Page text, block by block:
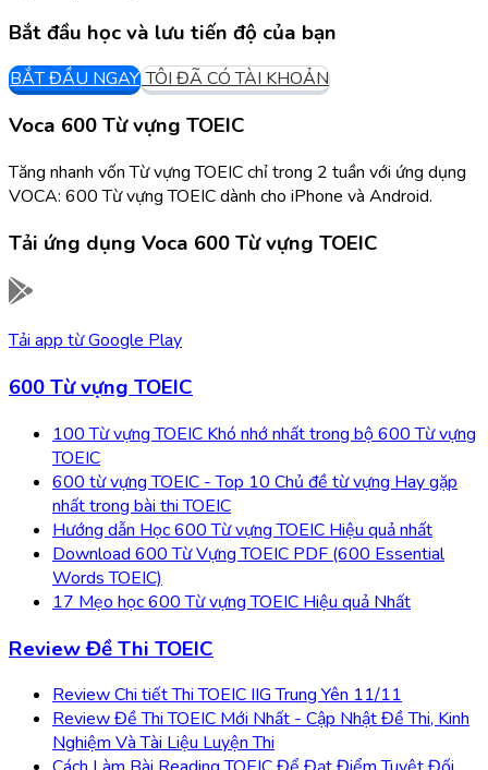
Bắt đầu học và lưu tiến độ của bạn
BẮT ĐẦU NGAY TÔI ĐÃ CÓ TÀI KHOẢN
Voca 600 Từ vựng TOEIC
Tăng nhanh vốn Từ vựng TOEIC chỉ trong 2 tuần với ứng dụng
VOCA: 600 Từ vựng TOEIC dành cho iPhone và Android.
Tải ứng dụng Voca 600 Từ vựng TOEIC
Tải app từGoogle Play
600 Từ vựng TOEIC
100 Từ vựng TOEIC Khó nhớ nhất trong bộ 600 Từ vựng
TOEIC
600 từ vựng TOEIC - Top 10 Chủ đề từ vựng Hay gặp
nhất trong bài thi TOEIC
Hướng dẫn Học 600 Từ vựng TOEIC Hiệu quả nhất
Download 600 Từ Vựng TOEIC PDF (600 Essential
Words TOEIC)
17 Mẹo học 600 Từ vựng TOEIC Hiệu quả Nhất
Review Đề Thi TOEIC
Review Chi tiết Thi TOEIC IIG Trung Yên 11/11
Review Đề Thi TOEIC Mới Nhất - Cập Nhật Đề Thi, Kinh
Nghiệm Và Tài Liệu Luyện Thi